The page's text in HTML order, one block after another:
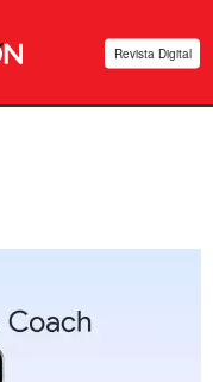
Revista Digital